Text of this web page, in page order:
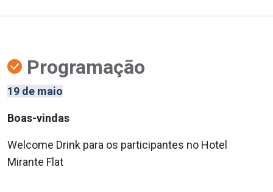
Programação
19 de maio
Boas-vindas
Welcome Drink para os participantes no Hotel
Mirante Flat